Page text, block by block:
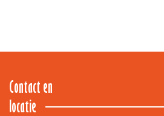
Contact en
locatie